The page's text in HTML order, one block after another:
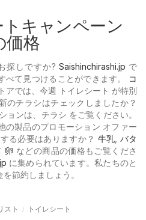
キャンペーン
価格
探しですか? Saishinchirashi.jp で
べて見つけることができます。
コ
アでは、今週 トイレシート が特別
のチラシはチェックしましたか？
ョンは、チラシ をご覧ください。
の製品のプロモーション オファー
る必要はありますか？ 牛乳 バタ
卵 などの商品の価格もご覧くださ
に集められています。私たちのと
節約しましょう。
スト トイレシート